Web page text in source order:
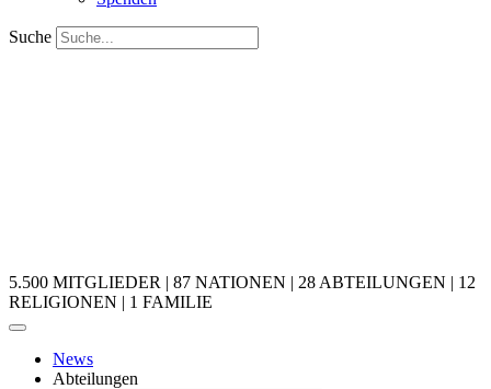
Suche
5.500 MITGLIEDER | 87 NATIONEN | 28 ABTEILUNGEN | 12
RELIGIONEN | 1 FAMILIE
News
Abteilungen